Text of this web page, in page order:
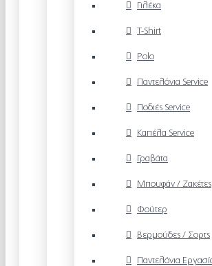
Γιλέκα
T-Shirt
Polo
Παντελόνια Service
Ποδιές Service
Καπέλα Service
Γραβάτα
Μπουφάν / Ζακέτες
Φούτερ
Βερμούδες / Σορτς
Παντελόνια